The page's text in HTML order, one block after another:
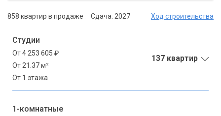
858 квартир в продаже Сдача: 2027 Ход строительства
Студии
От 4 253 605 ₽
От 21.37 м²
От 1 этажа
137 квартир
1-комнатные